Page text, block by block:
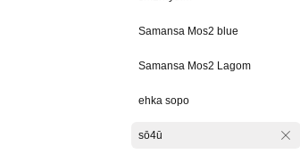
Samansa Mos2 blue
Samansa Mos2 Lagom
ehka sopo
sō4ū